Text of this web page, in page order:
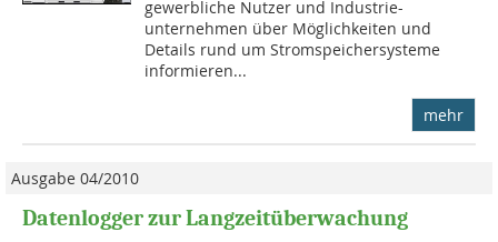
gewerbliche Nutzer und Industrie-
unternehmen über Möglichkeiten und
Details rund um Stromspeichersysteme
informieren...
mehr
Ausgabe 04/2010
Datenlogger zur Langzeitüberwachung